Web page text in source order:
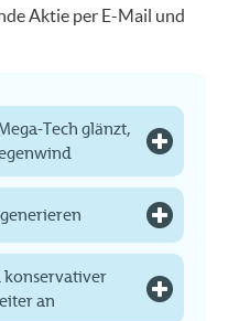
Aktie per E-Mail und
Tech glänzt,
generieren
konservativer
an